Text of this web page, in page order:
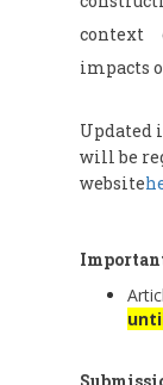
context
impacts
Updated
will be
website